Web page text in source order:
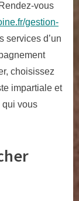
vous
gestion-
services d’un
choisissez
impartiale et
qui vous